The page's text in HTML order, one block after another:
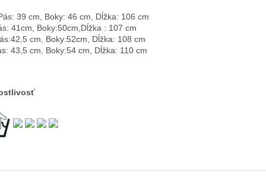
39 cm, Boky: 46 cm, Dĺžka: 106 cm
41cm, Boky:50cm,Dĺžka : 107 cm
cm, Boky:52cm, Dĺžka: 108 cm
43,5 cm, Boky:54 cm, Dĺžka: 110 cm